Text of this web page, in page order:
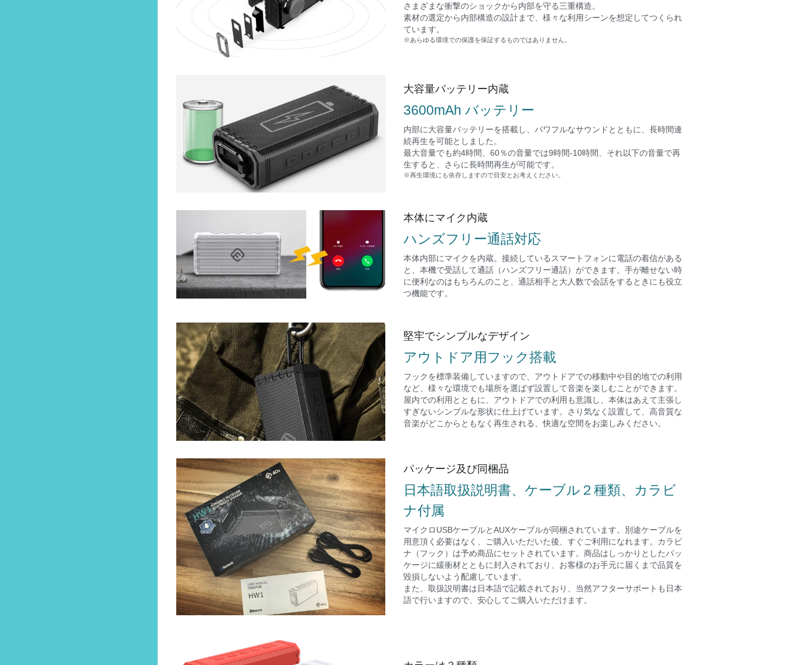
さまざまな衝撃のショックから内部を守る三重構造。
素材の選定から内部構造の設計まで、様々な利用シーンを想定してつくられ
ています。
※あらゆる環境での保護を保証するものではありません。
大容量バッテリー内蔵
3600mAh バッテリー
内部に大容量バッテリーを搭載し、パワフルなサウンドとともに、長時間連
続再生を可能としました。
最大音量でも約4時間、60％の音量では9時間-10時間、それ以下の音量で再
生すると、さらに長時間再生が可能です。
※再生環境にも依存しますので目安とお考えください。
本体にマイク内蔵
ハンズフリー通話対応
本体内部にマイクを内蔵。接続しているスマートフォンに電話の着信がある
と、本機で受話して通話（ハンズフリー通話）ができます。手が離せない時
に便利なのはもちろんのこと、通話相手と大人数で会話をするときにも役立
つ機能です。
堅牢でシンプルなデザイン
アウトドア用フック搭載
フックを標準装備していますので、アウトドアでの移動中や目的地での利用
など、様々な環境でも場所を選ばず設置して音楽を楽しむことができます。
屋内での利用とともに、アウトドアでの利用も意識し、本体はあえて主張し
すぎないシンプルな形状に仕上げています。さり気なく設置して、高音質な
音楽がどこからともなく再生される、快適な空間をお楽しみください。
パッケージ及び同梱品
日本語取扱説明書、ケーブル２種類、カラビ
ナ付属
マイクロUSBケーブルとAUXケーブルが同梱されています。別途ケーブルを
用意頂く必要はなく、ご購入いただいた後、すぐご利用になれます。カラビ
ナ（フック）は予め商品にセットされています。商品はしっかりとしたパッ
ケージに緩衝材とともに封入されており、お客様のお手元に届くまで品質を
毀損しないよう配慮しています。
また、取扱説明書は日本語で記載されており、当然アフターサポートも日本
語で行いますので、安心してご購入いただけます。